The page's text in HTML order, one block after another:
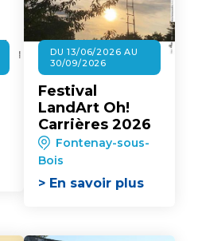
DU 13/06/2026 AU
30/09/2026
Festival
LandArt Oh!
Carrières 2026
Fontenay-sous-
Bois
> En savoir plus